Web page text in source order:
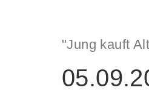
"Jung kauft